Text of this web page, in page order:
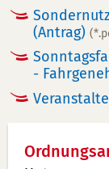
(Antrag)
-